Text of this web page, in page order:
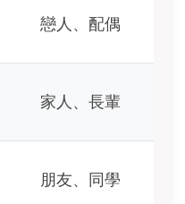
戀人、配偶
家人、長輩
朋友、同學